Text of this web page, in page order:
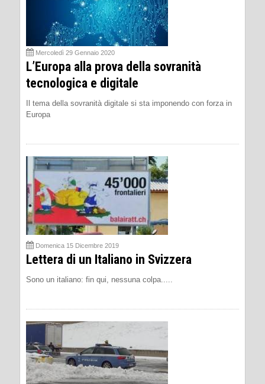
Mercoledì 29 Gennaio 2020
L’Europa alla prova della sovranità
tecnologica e digitale
Il tema della sovranità digitale si sta imponendo con forza in
Europa
Domenica 15 Dicembre 2019
Lettera di un Italiano in Svizzera
Sono un italiano: fin qui, nessuna colpa.....